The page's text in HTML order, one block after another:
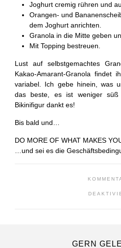
Joghurt cremig rühren und
Orangen- und
dem Joghurt anrichten.
Granola in die Mitte geben
Mit Topping bestreuen.
Lust auf selbstgemachtes
Kakao-Amarant-Granola findet
variabel. Ich gebe hinein, was
das beste, es ist weniger
Bikinifigur dankt es!
Bis bald und…
DO MORE OF WHAT MAKES
…und sei es die
GERN